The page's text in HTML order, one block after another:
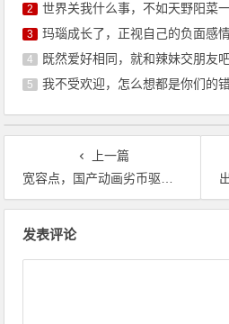
2 世界关我什么事，不如天野阳菜
3 玛瑙成长了，正视自己的负面感
4 既然爱好相同，就和辣妹交朋友吧
5 我不受欢迎，怎么想都是你们的错
上一篇
宽容点，国产动画劣币驱逐良币已久，《三体》动画版还是有诚意的
出
发表评论